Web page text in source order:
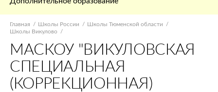
Главная Школы России
Школы Тюменской области
Школы Викулово
МАСКОУ "ВИКУЛОВСКАЯ
СПЕЦИАЛЬНАЯ
(КОРРЕКЦИОННАЯ)